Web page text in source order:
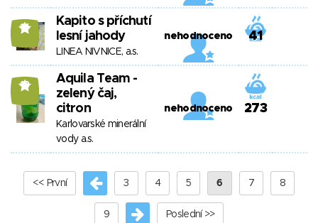
14
Kapito s příchutí
lesní jahody
LINEA NIVNICE, a.s.
nehodnoceno 41
13
Aquila Team -
zelený čaj,
citron
Karlovarské minerální
vody a.s.
nehodnoceno 273
<< První 3 4 5 6 7 8
9 Poslední >>